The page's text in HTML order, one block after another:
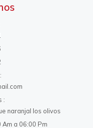
naranjal los olivos
a 06:00 Pm